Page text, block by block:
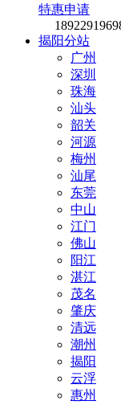
特惠申请
揭阳分站
广州
深圳
珠海
汕头
韶关
河源
梅州
汕尾
东莞
中山
江门
佛山
阳江
湛江
茂名
肇庆
清远
潮州
揭阳
云浮
惠州